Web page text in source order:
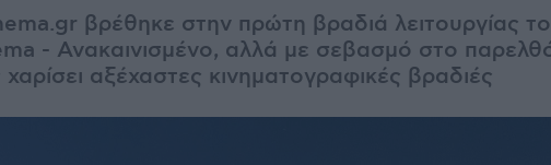
βρέθηκε στην πρώτη βραδιά λειτουργίας
- Ανακαινισμένο, αλλά με σεβασμό στο
αξέχαστες κινηματογραφικές βραδιές